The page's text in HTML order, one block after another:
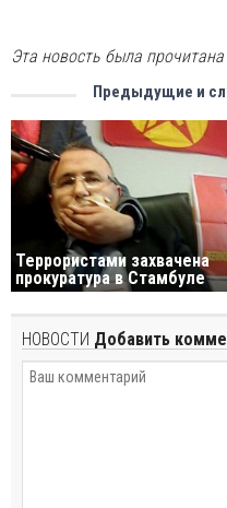
Эта новость была
Предыдущие и
Террористами захвачена
прокуратура в Стамбуле
НОВОСТИ Добавить